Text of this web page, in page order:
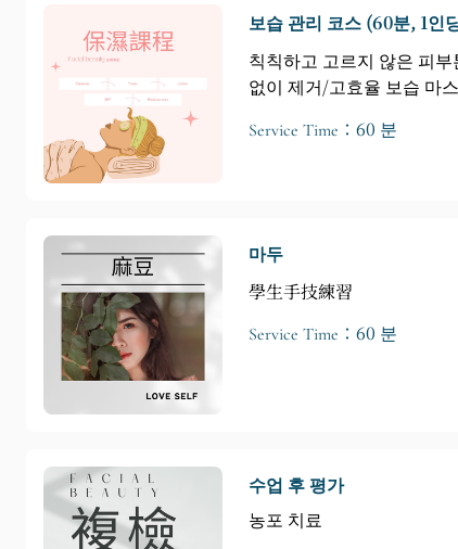
보습 관리 코스 (60분, 1인
칙칙하고 고르지 않은 피
없이 제거/고효율 보습 마
Service Time：60 분
마두
學生手技練習
Service Time：60 분
수업 후 평가
농포 치료